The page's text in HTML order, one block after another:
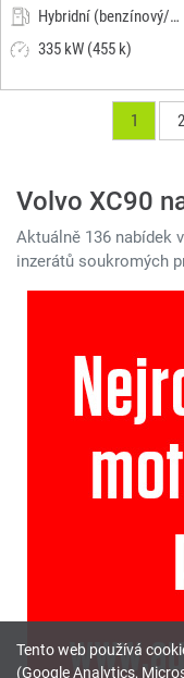
Hybridní (benzínový/elektrický)
335 kW (455 k)
1 2
Volvo XC90
Aktuálně 136 nabídek
inzerátů soukromých
Tento web používá
(Google Analytics,